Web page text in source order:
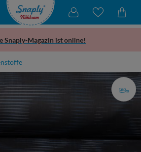
Snaply-Magazin ist online!